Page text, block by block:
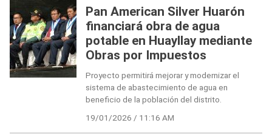
Pan American Silver Huarón
financiará obra de agua
potable en Huayllay mediante
Obras por Impuestos
Proyecto permitirá mejorar y modernizar el
sistema de abastecimiento de agua en
beneficio de la población del distrito.
19/01/2026 / 11:16 AM